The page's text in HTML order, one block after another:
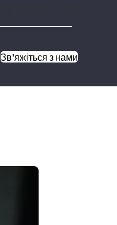
Зв'яжіться з нами